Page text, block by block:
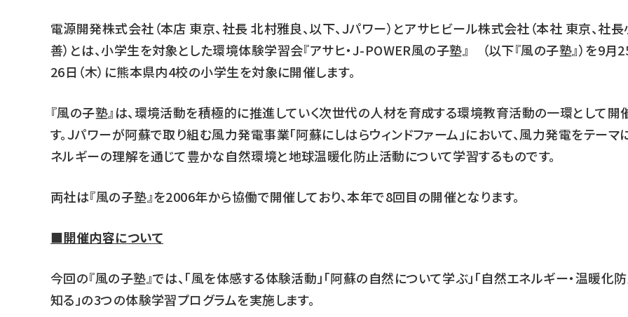
電源開発株式会社（本店 東京、社長 北村雅良、以下、Ｊパワー）とアサヒビール株式会社（本社 東京、社
善）とは、小学生を対象とした環境体験学習会『アサヒ・J-POWER風の子塾』 （以下『風の子塾』）を9月25
26日（木）に熊本県内4校の小学生を対象に開催します。
『風の子塾』は、環境活動を積極的に推進していく次世代の人材を育成する環境教育活動の一環として開
す。Ｊパワーが阿蘇で取り組む風力発電事業「阿蘇にしはらウィンドファーム」において、風力発電をテーマ
ネルギーの理解を通じて豊かな自然環境と地球温暖化防止活動について学習するものです。
両社は『風の子塾』を2006年から協働で開催しており、本年で8回目の開催となります。
■開催内容について
今回の『風の子塾』では、「風を体感する体験活動」「阿蘇の自然について学ぶ」「自然エネルギー・温暖化
知る」の3つの体験学習プログラムを実施します。